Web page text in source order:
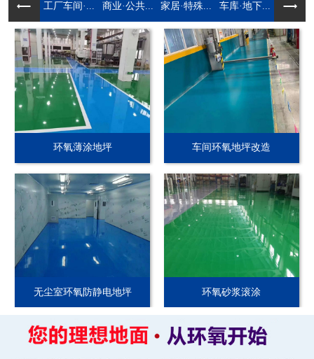
工厂车间·... 商业·公共... 家居·特殊... 车库·地下...
环氧薄涂地坪 车间环氧地坪改造
无尘室环氧防静电地坪 环氧砂浆滚涂